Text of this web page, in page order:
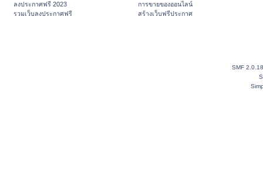
ลงประกาศฟรี 2023
รวมเว็บลงประกาศฟรี
การขายของออนไลน์
สร้างเว็บฟรีประกาศ
SMF 2.0.18